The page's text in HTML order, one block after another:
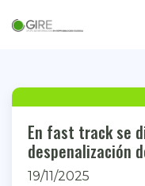
En fast track se
despenalización
19/11/2025